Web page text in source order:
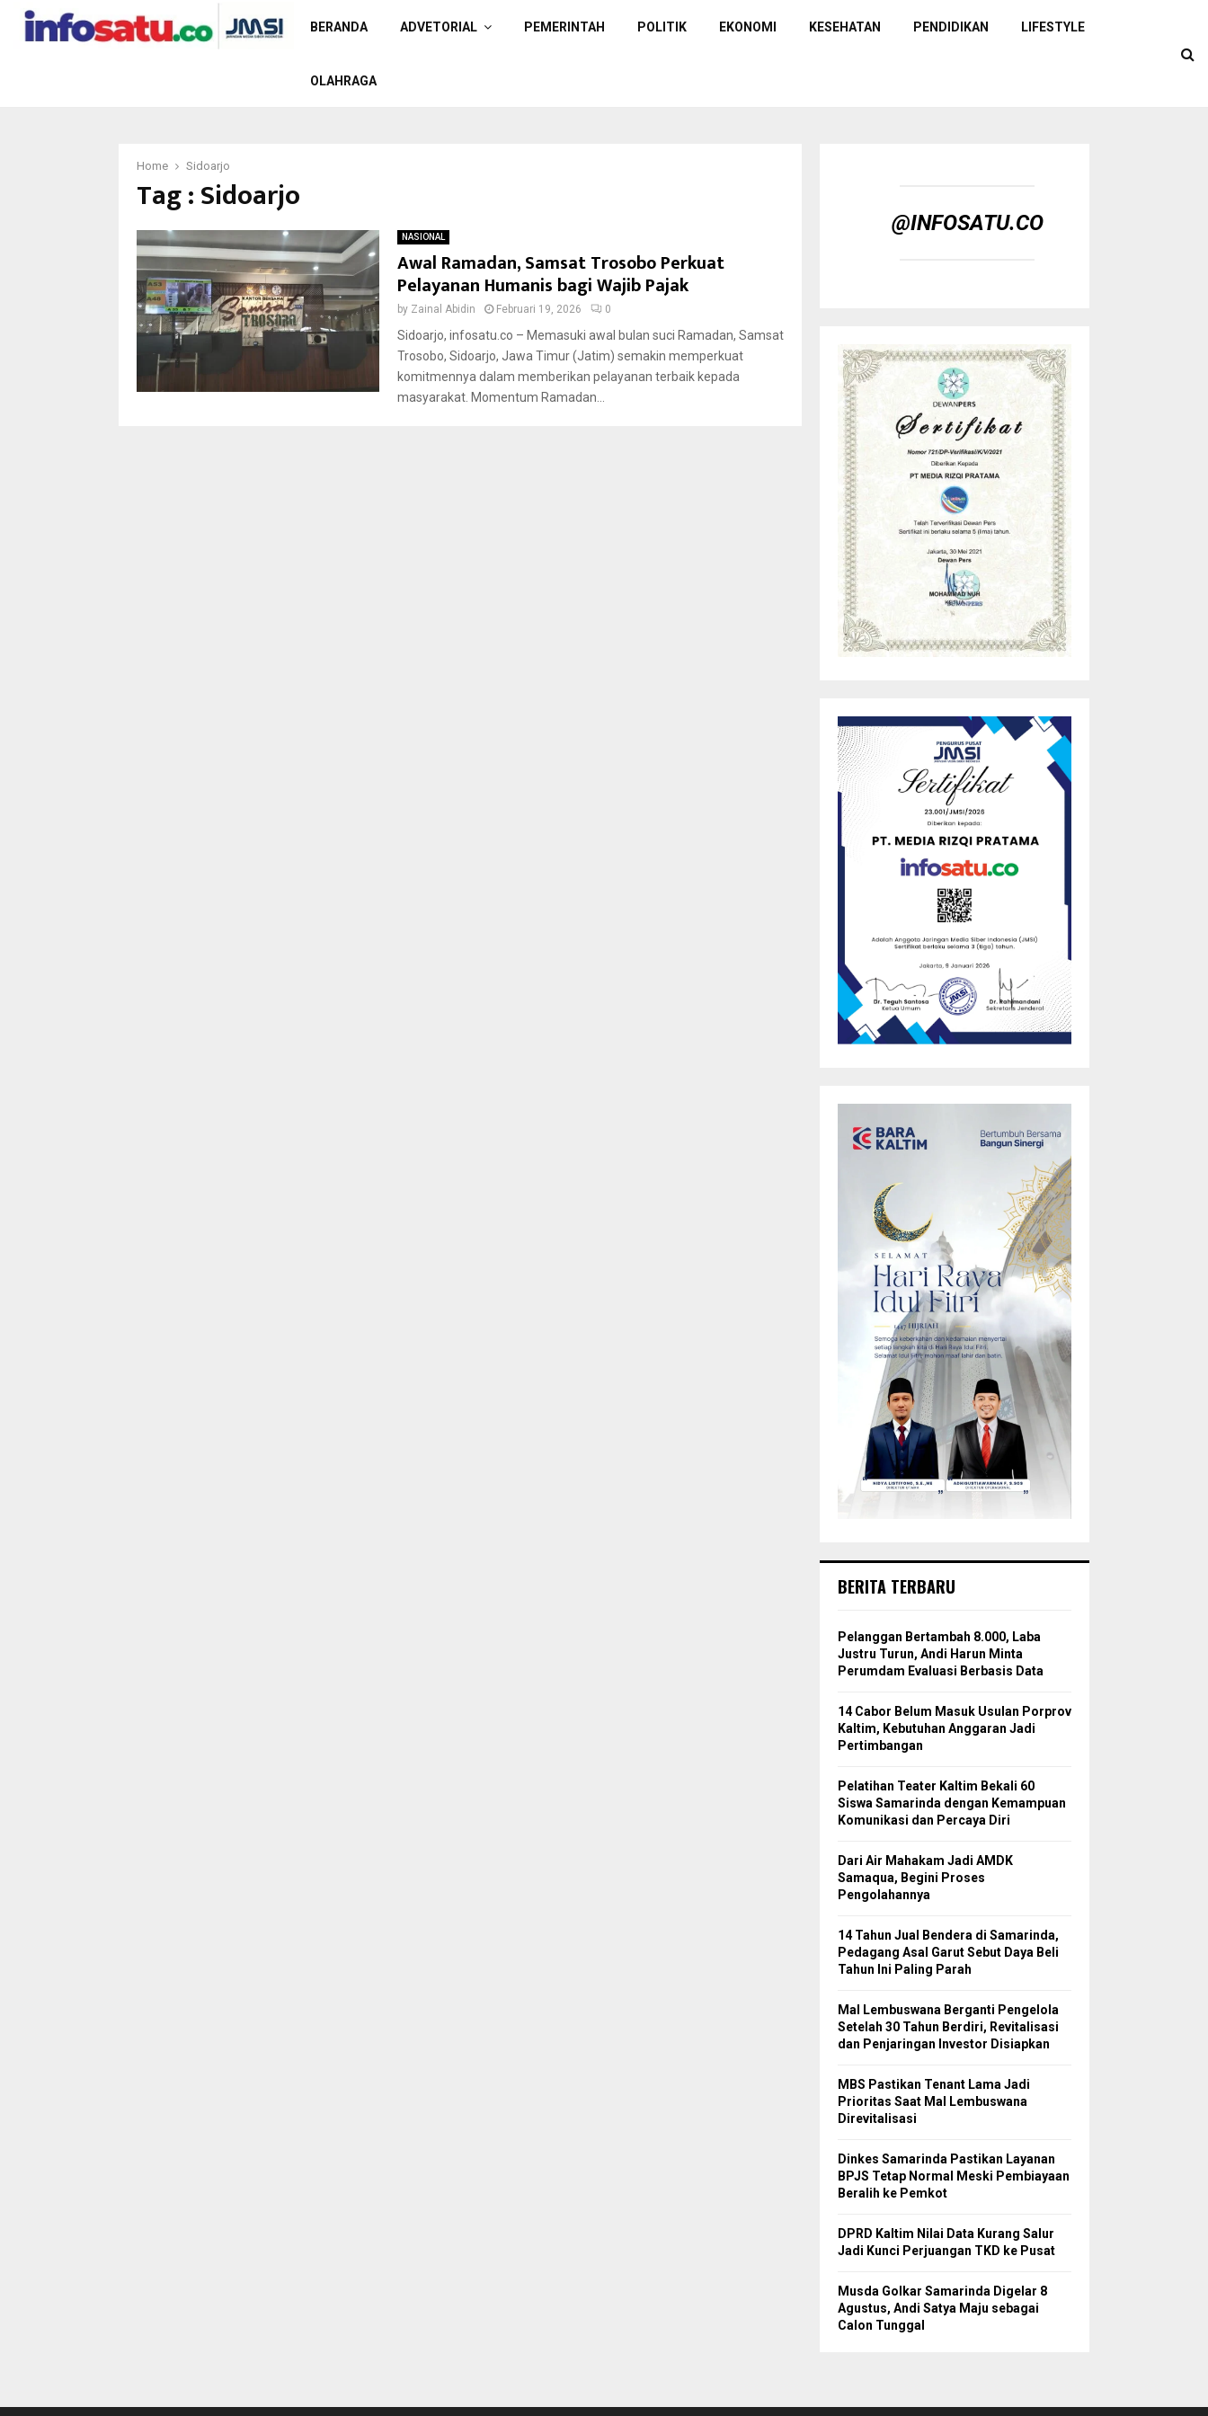
BERANDA ADVETORIAL PEMERINTAH POLITIK EKONOMI KESEHATAN PENDIDIKAN LIFESTYLE
OLAHRAGA
Home Sidoarjo
Tag : Sidoarjo
NASIONAL
Awal Ramadan, Samsat Trosobo Perkuat
Pelayanan Humanis bagi Wajib Pajak
by Zainal Abidin Februari 19, 2026 0
Sidoarjo, infosatu.co – Memasuki awal bulan suci Ramadan, Samsat
Trosobo, Sidoarjo, Jawa Timur (Jatim) semakin memperkuat
komitmennya dalam memberikan pelayanan terbaik kepada
masyarakat. Momentum Ramadan...
@INFOSATU.CO
BERITA TERBARU
Pelanggan Bertambah 8.000, Laba
Justru Turun, Andi Harun Minta
Perumdam Evaluasi Berbasis Data
14 Cabor Belum Masuk Usulan Porprov
Kaltim, Kebutuhan Anggaran Jadi
Pertimbangan
Pelatihan Teater Kaltim Bekali 60
Siswa Samarinda dengan Kemampuan
Komunikasi dan Percaya Diri
Dari Air Mahakam Jadi AMDK
Samaqua, Begini Proses
Pengolahannya
14 Tahun Jual Bendera di Samarinda,
Pedagang Asal Garut Sebut Daya Beli
Tahun Ini Paling Parah
Mal Lembuswana Berganti Pengelola
Setelah 30 Tahun Berdiri, Revitalisasi
dan Penjaringan Investor Disiapkan
MBS Pastikan Tenant Lama Jadi
Prioritas Saat Mal Lembuswana
Direvitalisasi
Dinkes Samarinda Pastikan Layanan
BPJS Tetap Normal Meski Pembiayaan
Beralih ke Pemkot
DPRD Kaltim Nilai Data Kurang Salur
Jadi Kunci Perjuangan TKD ke Pusat
Musda Golkar Samarinda Digelar 8
Agustus, Andi Satya Maju sebagai
Calon Tunggal